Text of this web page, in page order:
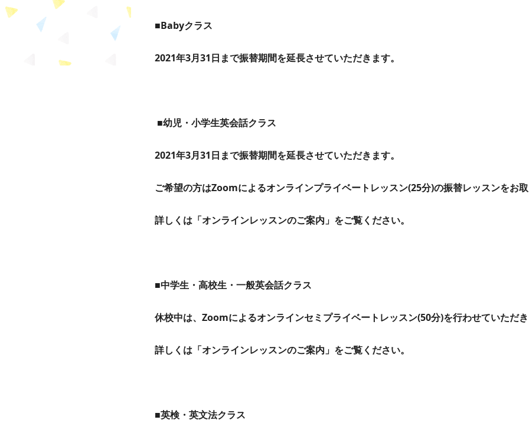
■Babyクラス
2021年3月31日まで振替期間を延長させていただきます。
■幼児・小学生英会話クラス
2021年3月31日まで振替期間を延長させていただきます。
ご希望の方はZoomによるオンラインプライベートレッスン(25分)の振替レッスンをお
詳しくは 「オンラインレッスンのご案内」をご覧ください。
■中学生・高校生・一般英会話クラス
休校中は、Zoomによるオンラインセミプライベートレッスン(50分)を行わせていただき
詳しくは「オンラインレッスンのご案内」をご覧ください。
■英検・英文法クラス